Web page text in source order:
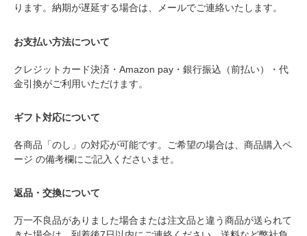
ります。納期が遅延する場合は、メールでご連絡いたします。
お支払い方法について
クレジットカード決済・Amazon pay・銀行振込（前払い）・代
金引換がご利用いただけます。
ギフト対応について
各商品「のし」の対応が可能です。ご希望の場合は、商品購入ペ
ージ の備考欄にご記入くださいませ。
返品・交換について
万一不良品がありました場合または注文品と違う商品が送られて